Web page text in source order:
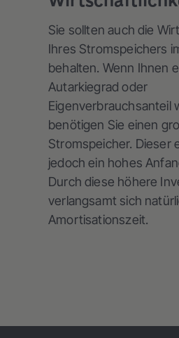
Sie sollten auch die
Ihres Stromspeichers
behalten. Wenn Ihnen
Autarkiegrad oder
Eigenverbrauchsanteil
benötigen Sie einen
Stromspeicher. Dieser
jedoch ein hohes
Durch diese höhere
verlangsamt sich
Amortisationszeit.